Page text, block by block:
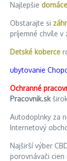
Najlepšie
Obstarajte si
príjemné chvíle v
Detské koberce
ubytovanie
Ochranné
Pracovnik.sk
Autodoplnky za
Internetový
Najširší výber
porovnávači cien